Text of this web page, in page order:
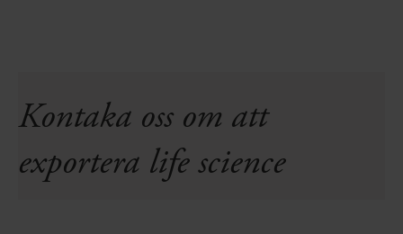
Kontaka oss om att
exportera life science